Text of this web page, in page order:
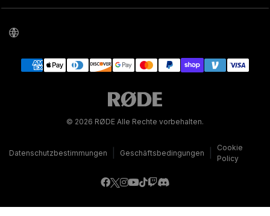
© 2026 RØDE Alle Rechte vorbehalten.
Datenschutzbestimmungen Geschäftsbedingungen
Cookie
Policy